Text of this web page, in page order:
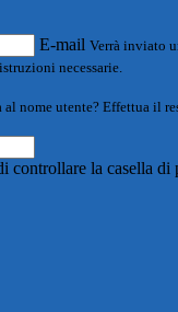
E-mail Verrà inviato
necessarie.
nome utente? Effettua il
controllare la casella di